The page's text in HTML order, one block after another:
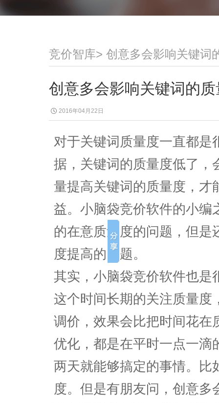
竞价智库> 创意多会影响关键词
创意多会影响关键词的
2016年04月22日
对于关键词质量度一直都
据，关键词的质量度低了，
量提高关键词的质量度，才
益。小脑袋竞价软件的小编
的在意质量度的问题，但
度提高的问题。
其实，小脑袋竞价软件也是
这个时间长期的关注质量度
调价，效果会比把时间花在
优化，都是在平时一点一滴
两天就能够搞定的事情。比
度。但是有朋友问，创意